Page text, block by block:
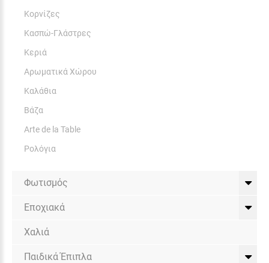
Κορνίζες
Κασπώ-Γλάστρες
Κεριά
Αρωματικά Χώρου
Καλάθια
Βάζα
Arte de la Table
Ρολόγια
Φωτισμός
Εποχιακά
Χαλιά
Παιδικά Έπιπλα